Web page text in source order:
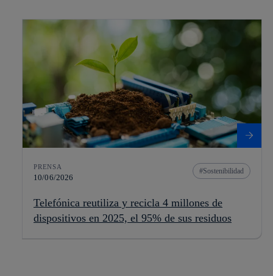
PRENSA
10/06/2026
Sostenibilidad
Telefónica reutiliza y recicla 4 millones de
dispositivos en 2025, el 95% de sus residuos